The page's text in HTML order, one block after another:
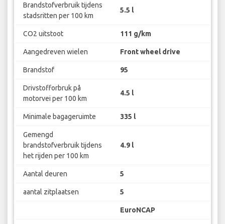
Brandstofverbruik tijdens
stadsritten per 100 km
5.5 l
CO2 uitstoot 111 g/km
Aangedreven wielen Front wheel drive
Brandstof 95
Drivstofforbruk på
motorvei per 100 km
4.5 l
Minimale bagageruimte 335 l
Gemengd
brandstofverbruik tijdens
het rijden per 100 km
4.9 l
Aantal deuren 5
aantal zitplaatsen 5
EuroNCAP